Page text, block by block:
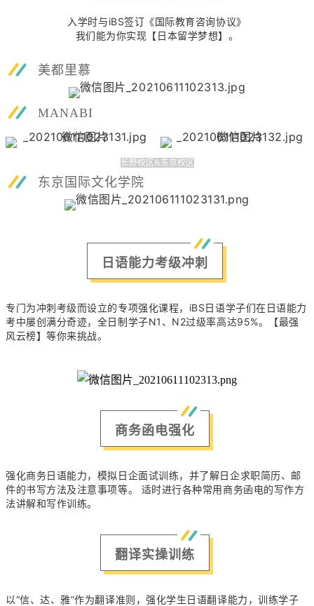
入学时与iBS签订《国际教育咨询协议》
我们能为你实现【日本留学梦想】。
美都里慕
MANABI
长野校区&东京校区
东京国际文化学院
日语能力考级冲刺
专门为冲刺考级而设立的专项强化课程，iBS日语学子们在日语能力
考中屡创满分奇迹，全日制学子N1、N2过级率高达95%。【最强
风云榜】等你来挑战。
商务函电强化
强化商务日语能力，模拟日企面试训练，并了解日企求职简历、邮
件的书写方法及注意事项等。 适时进行各种常用商务函电的写作方
法讲解和写作训练。
翻译实操训练
以“信、达、雅”作为翻译准则，强化学生日语翻译能力，训练学子